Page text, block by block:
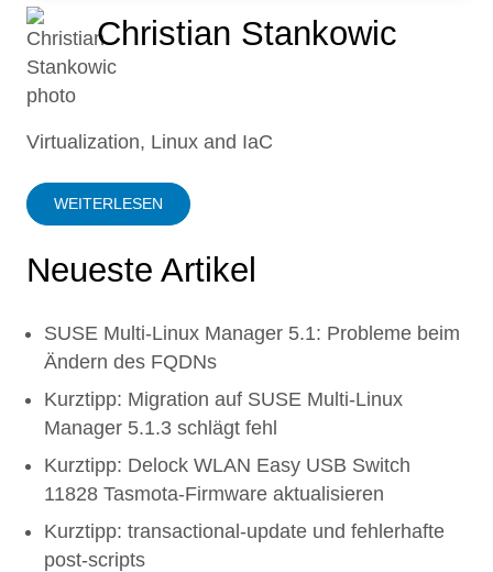
Christian Stankowic
Virtualization, Linux and IaC
WEITERLESEN
Neueste Artikel
SUSE Multi-Linux Manager 5.1: Probleme beim
Ändern des FQDNs
Kurztipp: Migration auf SUSE Multi-Linux
Manager 5.1.3 schlägt fehl
Kurztipp: Delock WLAN Easy USB Switch
11828 Tasmota-Firmware aktualisieren
Kurztipp: transactional-update und fehlerhafte
post-scripts